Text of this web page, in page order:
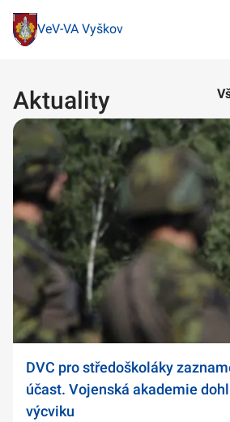
VeV-VA Vyškov
Aktuality
DVC pro středoškoláky
účast. Vojenská akademie
výcviku